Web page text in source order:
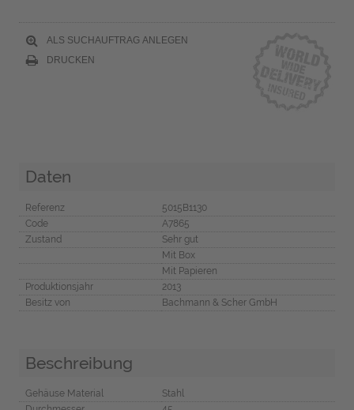
ALS SUCHAUFTRAG ANLEGEN
DRUCKEN
Daten
Referenz
5015B1130
Code
A7865
Zustand
Sehr gut
Mit Box
Mit Papieren
Produktionsjahr
2013
Besitz von
Bachmann & Scher GmbH
Beschreibung
Gehäuse Material
Stahl